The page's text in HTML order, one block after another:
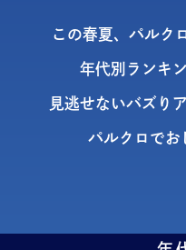
この春夏、パルク
年代別ランキ
見逃せないバズり
パルクロでお